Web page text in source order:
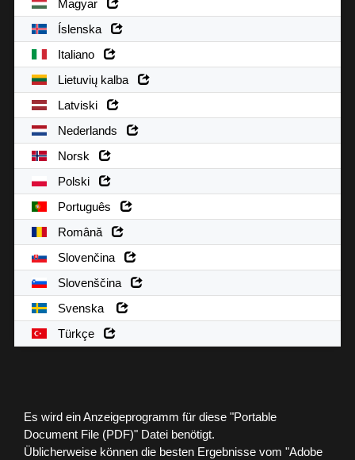
Magyar
Íslenska
Italiano
Lietuvių kalba
Latviski
Nederlands
Norsk
Polski
Português
Română
Slovenčina
Slovenščina
Svenska
Türkçe
Es wird ein Anzeigeprogramm für diese "Portable
Document File (PDF)" Datei benötigt.
Üblicherweise können die besten Ergebnisse vom "Adobe